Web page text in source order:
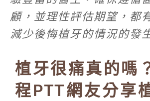
顧，並理性評估期望，都
減少後悔植牙的情況的發
植牙很痛真的嗎
程PTT網友分享